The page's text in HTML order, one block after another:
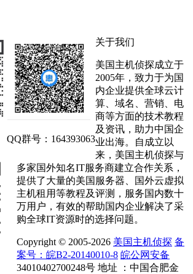
QQ群号：164393063
关于我们
美国主机侦探成立于
2005年，致力于为国
内企业提供全球云计
算、域名、营销、电
商等方面的技术教程
及资讯，助力中国企
业出海。自成立以
来，美国主机侦探与
多家国外知名IT服务商建立合作关系，
提供了大量的美国服务器、国外云虚拟
主机租用等教程及评测，服务国内数十
万用户，有效的帮助国内企业解决了采
购全球IT资源时的选择问题。
Copyright © 2005-2026 美国主机侦探 备
案号：皖B2-20140010-8 皖公网安备
34010402700248号 地址 ：中国合肥金